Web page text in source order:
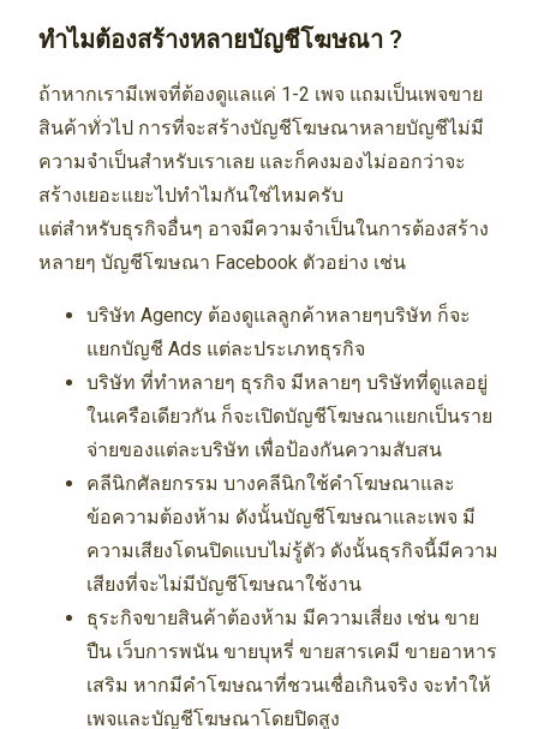
ทำไมต้องสร้างหลายบัญชีโฆษณา ?
ถ้าหากเรามีเพจที่ต้องดูแลแค่ 1-2 เพจ แถมเป็นเพจขาย
สินค้าทั่วไป การที่จะสร้างบัญชีโฆษณาหลายบัญชีไม่มี
ความจำเป็นสำหรับเราเลย และก็คงมองไม่ออกว่าจะ
สร้างเยอะแยะไปทำไมกันใช่ไหมครับ
แต่สำหรับธุรกิจอื่นๆ อาจมีความจำเป็นในการต้องสร้าง
หลายๆ บัญชีโฆษณา Facebook ตัวอย่าง เช่น
บริษัท Agency ต้องดูแลลูกค้าหลายๆบริษัท ก็จะ
แยกบัญชี Ads แต่ละประเภทธุรกิจ
บริษัท ที่ทำหลายๆ ธุรกิจ มีหลายๆ บริษัทที่ดูแลอยู่
ในเครือเดียวกัน ก็จะเปิดบัญชีโฆษณาแยกเป็นราย
จ่ายของแต่ละบริษัท เพื่อป้องกันความสับสน
คลีนิกศัลยกรรม บางคลีนิกใช้คำโฆษณาและ
ข้อความต้องห้าม ดังนั้นบัญชีโฆษณาและเพจ มี
ความเสียงโดนปิดแบบไม่รู้ตัว ดังนั้นธุรกิจนี้มีความ
เสียงที่จะไม่มีบัญชีโฆษณาใช้งาน
ธุระกิจขายสินค้าต้องห้าม มีความเสี่ยง เช่น ขาย
ปืน เว็บการพนัน ขายบุหรี่ ขายสารเคมี ขายอาหาร
เสริม หากมีคำโฆษณาที่ชวนเชื่อเกินจริง จะทำให้
เพจและบัญชีโฆษณาโดยปิดสูง